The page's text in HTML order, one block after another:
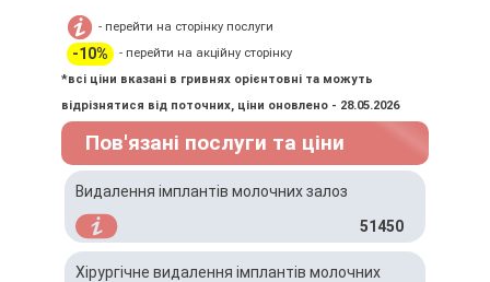
- перейти на сторінку послуги
-10%
- перейти на акційну сторінку
*всі ціни вказані в гривнях орієнтовні та можуть
відрізнятися від поточних, ціни оновлено - 28.05.2026
Пов'язані послуги та ціни
Видалення імплантів молочних залоз
51450
Хірургічне видалення імплантів молочних